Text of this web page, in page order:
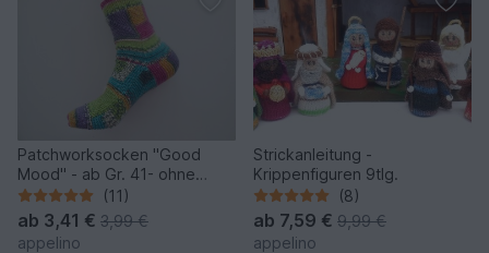
Patchworksocken "Good
Mood" - ab Gr. 41- ohne
Ferse
(11)
ab 3,41 € 3,99 €
appelino
Strickanleitung -
Krippenfiguren 9tlg.
(8)
ab 7,59 € 9,99 €
appelino